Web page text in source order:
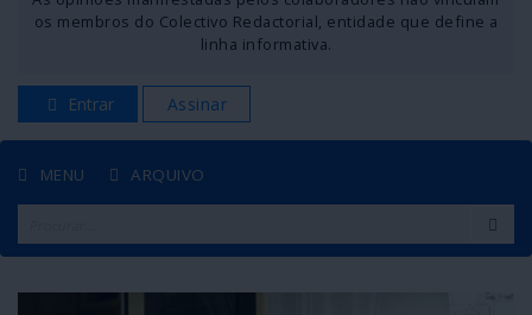
os membros do Colectivo Redactorial, entidade que define a
linha informativa.
Entrar Assinar
MENU ARQUIVO